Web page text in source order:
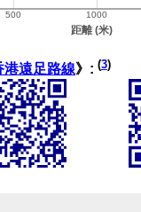
港遠足路線》: (3)